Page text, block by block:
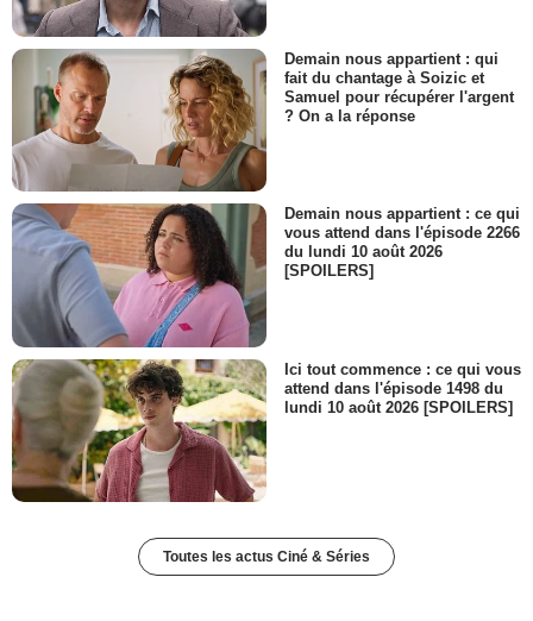
Demain nous appartient : qui
fait du chantage à Soizic et
Samuel pour récupérer l'argent
? On a la réponse
Demain nous appartient : ce qui
vous attend dans l'épisode 2266
du lundi 10 août 2026
[SPOILERS]
Ici tout commence : ce qui vous
attend dans l'épisode 1498 du
lundi 10 août 2026 [SPOILERS]
Toutes les actus Ciné & Séries